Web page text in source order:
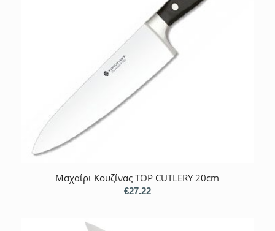
Μαχαίρι Κουζίνας TOP CUTLERY 20cm
€27.22